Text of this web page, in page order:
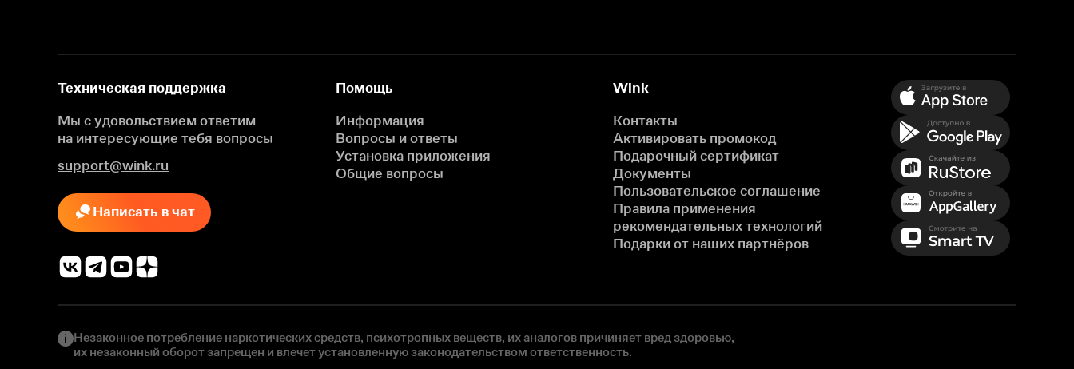
Техническая поддержка
Мы с удовольствием ответим
на интересующие тебя вопросы
support@wink.ru
Написать в чат
Помощь
Информация
Вопросы и ответы
Установка приложения
Общие вопросы
Wink
Контакты
Активировать промокод
Подарочный сертификат
Документы
Пользовательское соглашение
Правила применения
рекомендательных технологий
Подарки от наших партнёров
Незаконное потребление наркотических средств, психотропных веществ, их аналогов причиняет вред здоровью,
их незаконный оборот запрещен и влечет установленную законодательством ответственность.